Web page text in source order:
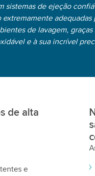
sistemas de ejeção
extremamente adequadas
de lavagem,
e à sua incrível
de alta
e